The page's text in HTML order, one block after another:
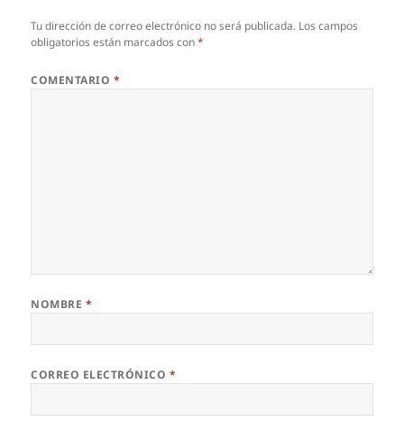
Tu dirección de correo electrónico no será publicada. Los campos
obligatorios están marcados con*
COMENTARIO *
NOMBRE *
CORREO ELECTRÓNICO *